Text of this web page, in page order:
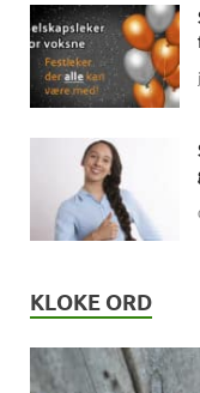
KLOKE ORD